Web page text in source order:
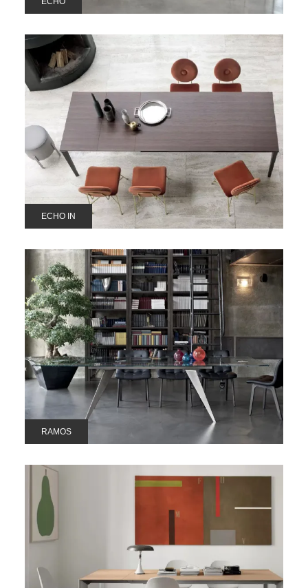
ECHO IN
RAMOS